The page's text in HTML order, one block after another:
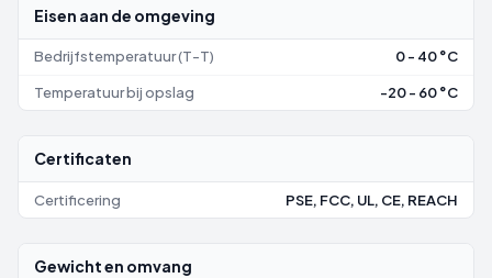
Eisen aan de omgeving
Bedrijfstemperatuur (T-T) 0 - 40 °C
Temperatuur bij opslag -20 - 60 °C
Certificaten
Certificering PSE, FCC, UL, CE, REACH
Gewicht en omvang